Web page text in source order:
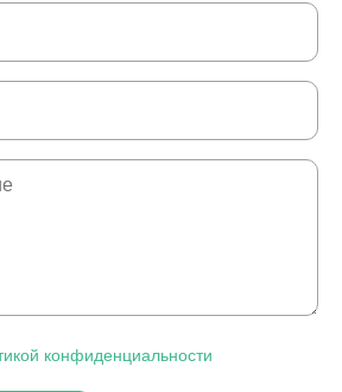
конфиденциальности